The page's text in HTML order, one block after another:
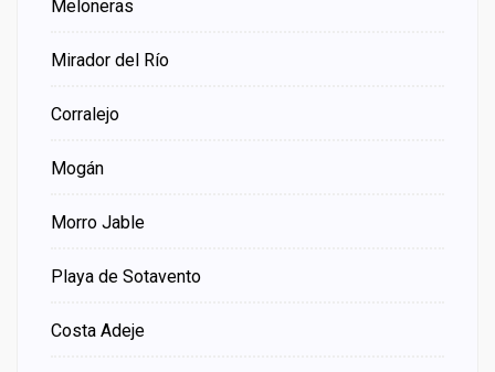
Meloneras
Mirador del Río
Corralejo
Mogán
Morro Jable
Playa de Sotavento
Costa Adeje